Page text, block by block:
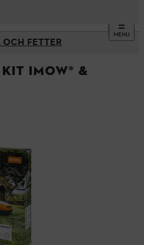
MENU
OCH FETTER
iMOW® &